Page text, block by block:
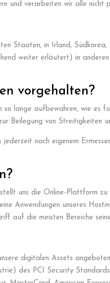
und verarbeiten wir alle nicht
Staaten, in Irland,
weiter erläutert) in
vorgehalten?
lange aufbewahren, wie es
Beilegung von Streitigkeiten
nach eigenem
uns die Online-Plattform
Anwendungen unseres
auf die meisten Bereiche
digitalen Assets
des PCI Security